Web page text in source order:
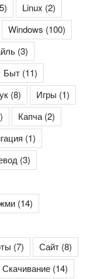
Linux (2)
Windows (100)
(3)
Быт (11)
(8) Игры (1)
Капча(2)
(1)
(3)
(14)
(7) Сайт (8)
Скачивание (14)